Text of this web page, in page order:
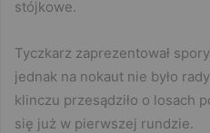
stójkowe.
Tyczkarz zaprezentował
jednak na nokaut nie było
klinczu przesądziło o losach
się już w pierwszej rundzie.